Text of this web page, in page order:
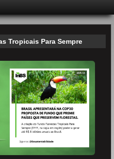
Tropicais Para Sempre